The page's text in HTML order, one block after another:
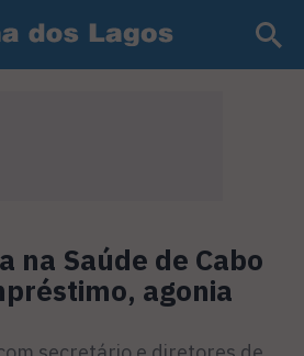
na Saúde de Cabo
agonia